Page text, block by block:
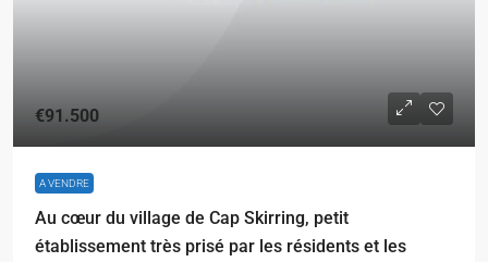
€91.500
A VENDRE
Au cœur du village de Cap Skirring, petit
établissement très prisé par les résidents et les